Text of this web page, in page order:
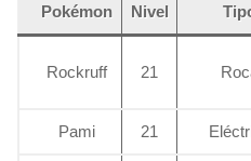
Pokémon Nivel
Rockruff 21
Pami 21